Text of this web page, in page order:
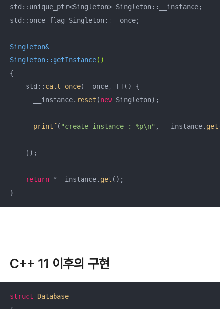
std::unique_ptr<Singleton> Singleton::__instance;
std::once_flag Singleton::__once;
Singleton::getInstance()
{
    std::
call_once(__once, []() {
      __instance.
reset (new Singleton);
printf( "create instance : %p\n" , __instance. get
    });
return *__instance. get ();
}
C++ 11 이후의 구현
struct
Database